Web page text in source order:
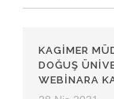
KAGİMER
DOĞUŞ
WEBINARA